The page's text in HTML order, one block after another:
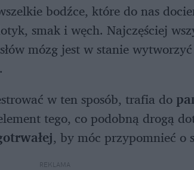
bodźce, które do nas
smak i węch. Najczęściej
mózg jest w stanie
w ten sposób, trafia do
tego, co podobną drogą
, by móc przypomnieć o
REKLAMA